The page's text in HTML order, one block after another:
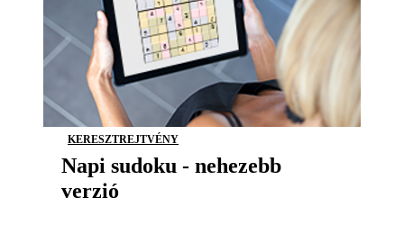
KERESZTREJTVÉNY
Napi sudoku - nehezebb
verzió